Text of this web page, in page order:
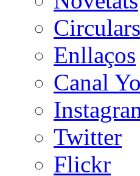
Circulars
Enllaços
Canal
Twitter
Flickr